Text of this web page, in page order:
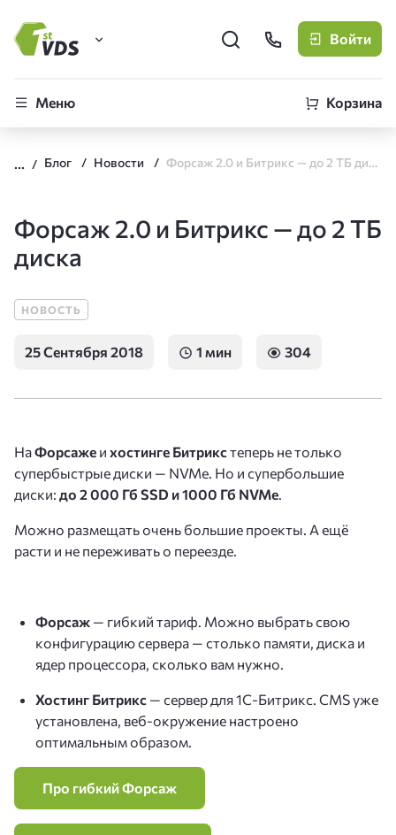
FirstVDS (вы здесь)
CLO
Войти
Меню Корзина
Блог Новости Форсаж 2.0 и Битрикс — до 2 ТБ диска
Форсаж 2.0 и Битрикс — до 2 ТБ
диска
НОВОСТЬ
25 Сентября 2018 1 мин 304
НаФорсаже и хостинге Битрикстеперь не только
супербыстрые диски — NVMe. Но и супербольшие
диски: до 2 000 Гб SSD и 1000 Гб NVMe.
Можно размещать очень большие проекты. А ещё
расти и не переживать о переезде.
Форсаж — гибкий тариф. Можно выбрать свою
конфигурацию сервера — столько памяти, диска и
ядер процессора, сколько вам нужно.
Хостинг Битрикс — сервер для 1С-Битрикс. CMS уже
установлена, веб-окружение настроено
оптимальным образом.
Про гибкий Форсаж